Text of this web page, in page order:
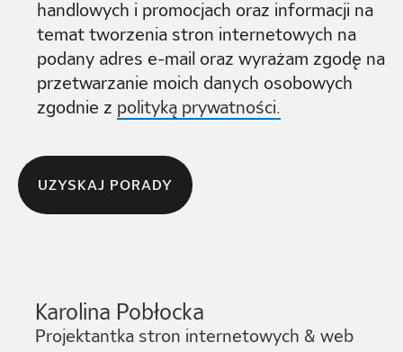
handlowych i promocjach oraz informacji na
temat tworzenia stron internetowych na
podany adres e-mail oraz wyrażam zgodę na
przetwarzanie moich danych osobowych
zgodnie z polityką prywatności.
Karolina Pobłocka
Projektantka stron internetowych & web